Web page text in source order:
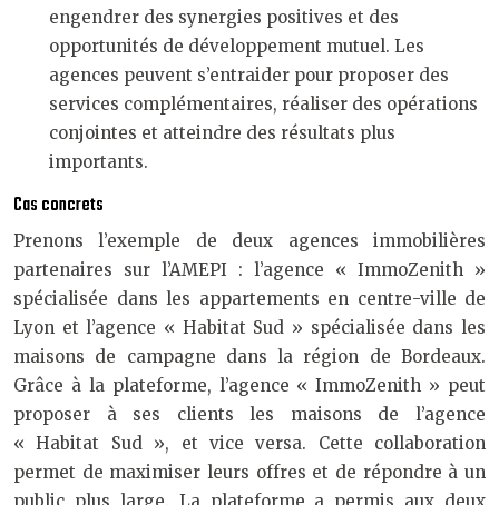
engendrer des synergies positives et des
opportunités de développement mutuel. Les
agences peuvent s’entraider pour proposer des
services complémentaires, réaliser des opérations
conjointes et atteindre des résultats plus
importants.
Cas concrets
Prenons l’exemple de deux agences immobilières
partenaires sur l’AMEPI : l’agence « ImmoZenith »
spécialisée dans les appartements en centre-ville de
Lyon et l’agence « Habitat Sud » spécialisée dans les
maisons de campagne dans la région de Bordeaux.
Grâce à la plateforme, l’agence « ImmoZenith » peut
proposer à ses clients les maisons de l’agence
« Habitat Sud », et vice versa. Cette collaboration
permet de maximiser leurs offres et de répondre à un